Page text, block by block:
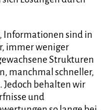
Informationen sind in
immer weniger
Strukturen
manchmal schneller,
Jedoch behalten wir
und